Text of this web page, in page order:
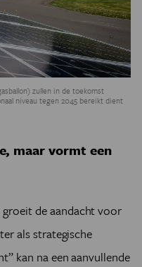
zullen in de toekomst
niveau tegen 2045 bereikt dient
maar vormt een
de aandacht voor
als strategische
kan na een aanvullende